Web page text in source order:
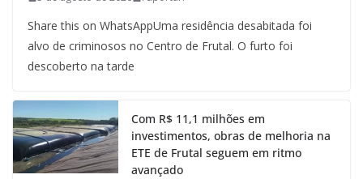
Share this on WhatsAppUma residência desabitada foi
alvo de criminosos no Centro de Frutal. O furto foi
descoberto na tarde
Com R$ 11,1 milhões em
investimentos, obras de melhoria na
ETE de Frutal seguem em ritmo
avançado